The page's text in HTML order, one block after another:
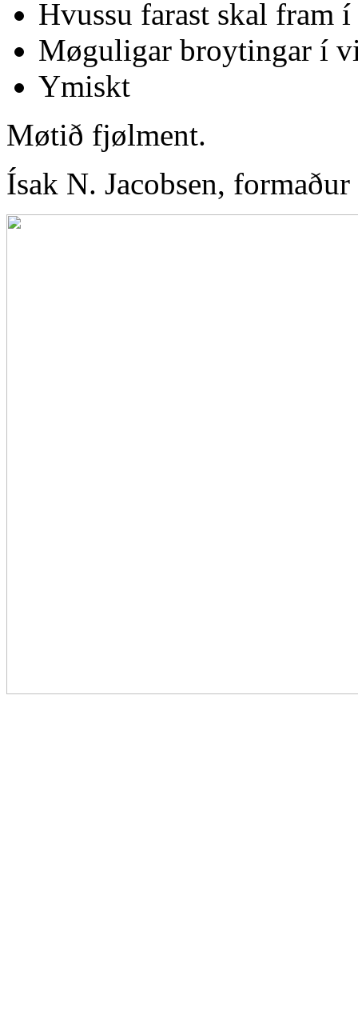
Hvussu farast skal fram
Møguligar broytingar í
Ymiskt
Møtið fjølment.
Ísak N. Jacobsen, formaður